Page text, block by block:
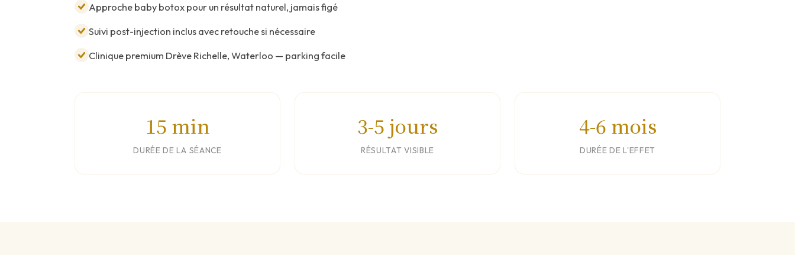
Approche baby botox pour un résultat naturel, jamais figé
Suivi post-injection inclus avec retouche si nécessaire
Clinique premium Drève Richelle, Waterloo — parking facile
15 min
DURÉE DE LA SÉANCE
3-5 jours
RÉSULTAT VISIBLE
4-6 mois
DURÉE DE L'EFFET